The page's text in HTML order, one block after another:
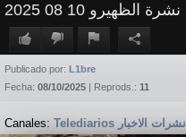
نشرة الظهيرو 10 08 2025
Publicado por: L1bre
Fecha: 08/10/2025 | Reprods.: 11
Canales: Telediarios نشرات الاخبار